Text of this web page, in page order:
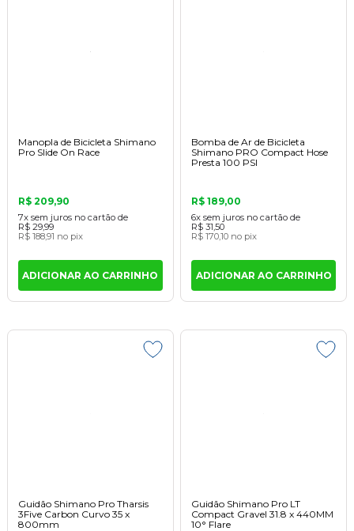
Manopla de Bicicleta Shimano
Pro Slide On Race
R$ 209,90
7x sem juros no cartãode
R$ 29,99
R$ 188,91 no pix
ADICIONAR AO CARRINHO
Bomba de Ar de Bicicleta
Shimano PRO Compact Hose
Presta 100 PSI
R$ 189,00
6x sem juros no cartão de
R$ 31,50
R$ 170,10 no pix
ADICIONAR AO CARRINHO
Guidão Shimano Pro Tharsis
3Five Carbon Curvo 35 x
800mm
Guidão Shimano Pro LT
Compact Gravel 31.8 x 440MM
10° Flare